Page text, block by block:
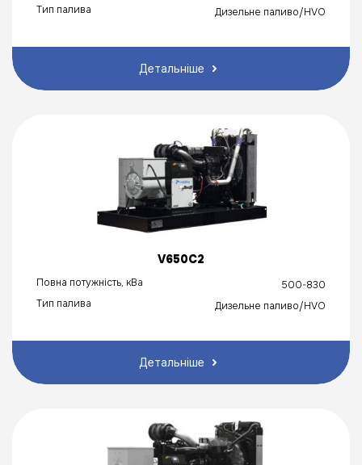
Тип палива Дизельне паливо/HVO
Детальніше
V650C2
Повна потужність, кВа
500-830
Тип палива
Дизельне паливо/HVO
Детальніше